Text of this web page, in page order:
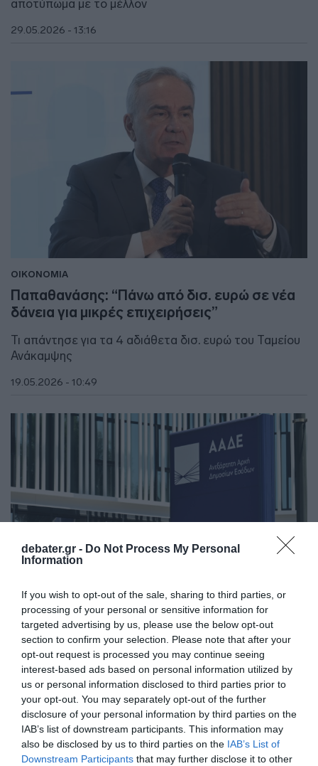
debater.gr - Do Not Process My Personal
Information
If you wish to opt-out of the sale, sharing to third parties, or
processing of your personal or sensitive information for
targeted advertising by us, please use the below opt-out
section to confirm your selection. Please note that after your
opt-out request is processed you may continue seeing
interest-based ads based on personal information utilized by
us or personal information disclosed to third parties prior to
your opt-out. You may separately opt-out of the further
disclosure of your personal information by third parties on the
IAB’s list of downstream participants. This information may
also be disclosed by us to third parties on the IAB’s List of
Downstream Participants that may further disclose it to other
αποτύπωμα με το μέλλον
29.05.2026 - 13:16
ΟΙΚΟΝΟΜΙΑ
Παπαθανάσης: “Πάνω από δισ. ευρώ σε νέα
δάνεια για μικρές επιχειρήσεις”
Τι απάντησε για τα 4 αδιάθετα δισ. ευρώ του Ταμείου
Ανάκαμψης
19.05.2026 - 10:49
ΟΙΚΟΝΟΜΙΑ
ΑΑΔΕ: Ψηφιακή βεβαίωση δραστηριοτήτων
στο myBusinessSupport – Τι αλλάζει για
τους νέους ΚΑΔ
Η βεβαίωση είναι διαθέσιμη από σήμερα, στην
πλατφόρμα myBusinessSupport της ψηφιακής πύλης
myAADE